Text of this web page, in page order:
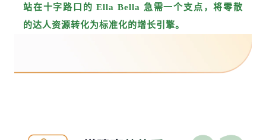
站在十字路口的 Ella Bella 急需一个支点，将零散
的达人资源转化为标准化的增长引擎。